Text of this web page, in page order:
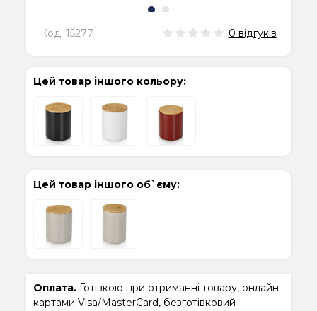
Код:15277 0 відгуків
Цей товар іншого кольору:
Цей товар іншого об`єму:
Оплата. Готівкою при отриманні товару, онлайн
картами Visa/MasterCard, безготівковий